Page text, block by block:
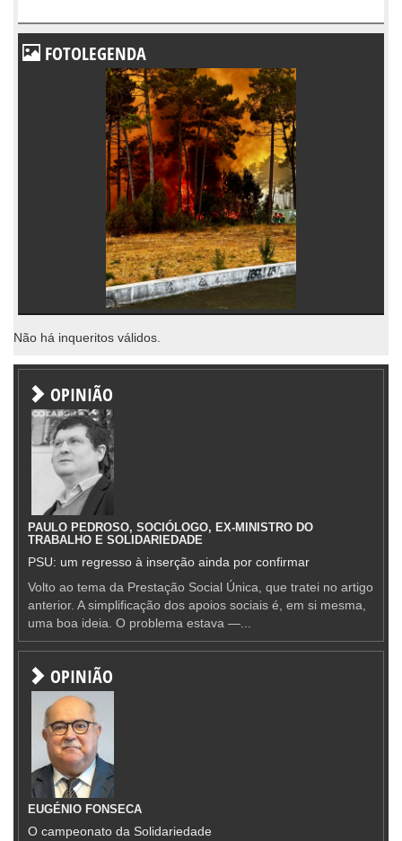
FOTOLEGENDA
Não há inqueritos válidos.
OPINIÃO
PAULO PEDROSO, SOCIÓLOGO, EX-MINISTRO DO
TRABALHO E SOLIDARIEDADE
PSU: um regresso à inserção ainda por confirmar
Volto ao tema da Prestação Social Única, que tratei no artigo
anterior. A simplificação dos apoios sociais é, em si mesma,
uma boa ideia. O problema estava —...
OPINIÃO
EUGÉNIO FONSECA
O campeonato da Solidariedade